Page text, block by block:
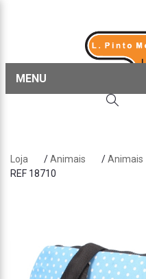
MENU
Sobre nós
Loja /Animais /Animais
REF 18710